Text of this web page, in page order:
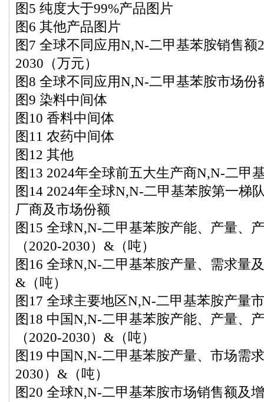
图5 纯度大于99%产品图片
图6 其他产品图片
图7 全球不同应用N,N-二甲基苯胺销售额
2030（万元）
图8 全球不同应用N,N-二甲基苯胺市场份
图9 染料中间体
图10 香料中间体
图11 农药中间体
图12 其他
图13 2024年全球前五大生产商N,N-二甲
图14 2024年全球N,N-二甲基苯胺第一梯
厂商及市场份额
图15 全球N,N-二甲基苯胺产能、产量、
（2020-2030）&（吨）
图16 全球N,N-二甲基苯胺产量、需求量
&（吨）
图17 全球主要地区N,N-二甲基苯胺产量
图18 中国N,N-二甲基苯胺产能、产量、
（2020-2030）&（吨）
图19 中国N,N-二甲基苯胺产量、市场需
2030）&（吨）
图20 全球N,N-二甲基苯胺市场销售额及